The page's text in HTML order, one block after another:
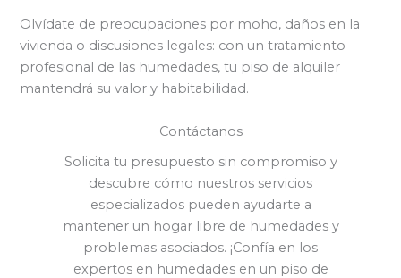
Olvídate de preocupaciones por moho, daños en la
vivienda o discusiones legales: con un tratamiento
profesional de las humedades, tu piso de alquiler
mantendrá su valor y habitabilidad.
Contáctanos
Solicita tu presupuesto sin compromiso y
descubre cómo nuestros servicios
especializados pueden ayudarte a
mantener un hogar libre de humedades y
problemas asociados. ¡Confía en los
expertos en humedades en un piso de